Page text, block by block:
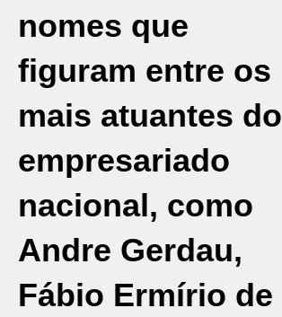
nomes que
figuram entre os
mais atuantes do
empresariado
nacional, como
Andre Gerdau,
Fábio Ermírio de